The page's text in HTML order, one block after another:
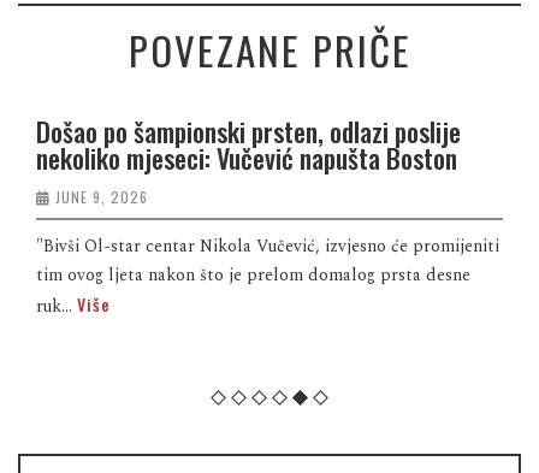
POVEZANE PRIČE
Došao po šampionski prsten, odlazi poslije
nekoliko mjeseci: Vučević napušta Boston
JUNE 9, 2026
"Bivši Ol-star centar Nikola Vučević, izvjesno će promijeniti
tim ovog ljeta nakon što je prelom domalog prsta desne
ruk... Više